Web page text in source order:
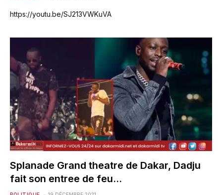
https://youtu.be/SJ213VWKuVA
Splanade Grand theatre de Dakar, Dadju
fait son entree de feu…